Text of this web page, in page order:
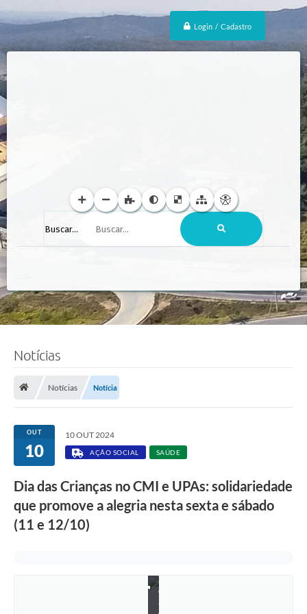
Login / Cadastro
Buscar...
Notícias
Notícias Notícia
OUT
10
10 OUT 2024
AÇÃO SOCIAL SAÚDE
Dia das Crianças no CMI e UPAs: solidariedade
que promove a alegria nesta sexta e sábado
(11 e 12/10)
F
o
:
d
a
ç
ã